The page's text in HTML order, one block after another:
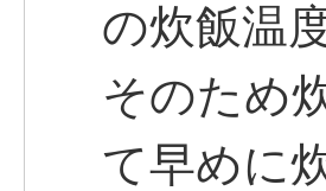
の炊飯温
そのため
て早めに